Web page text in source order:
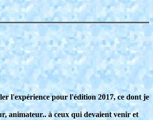
l'expérience pour l'édition 2017, ce dont je
animateur.. à ceux qui devaient venir et